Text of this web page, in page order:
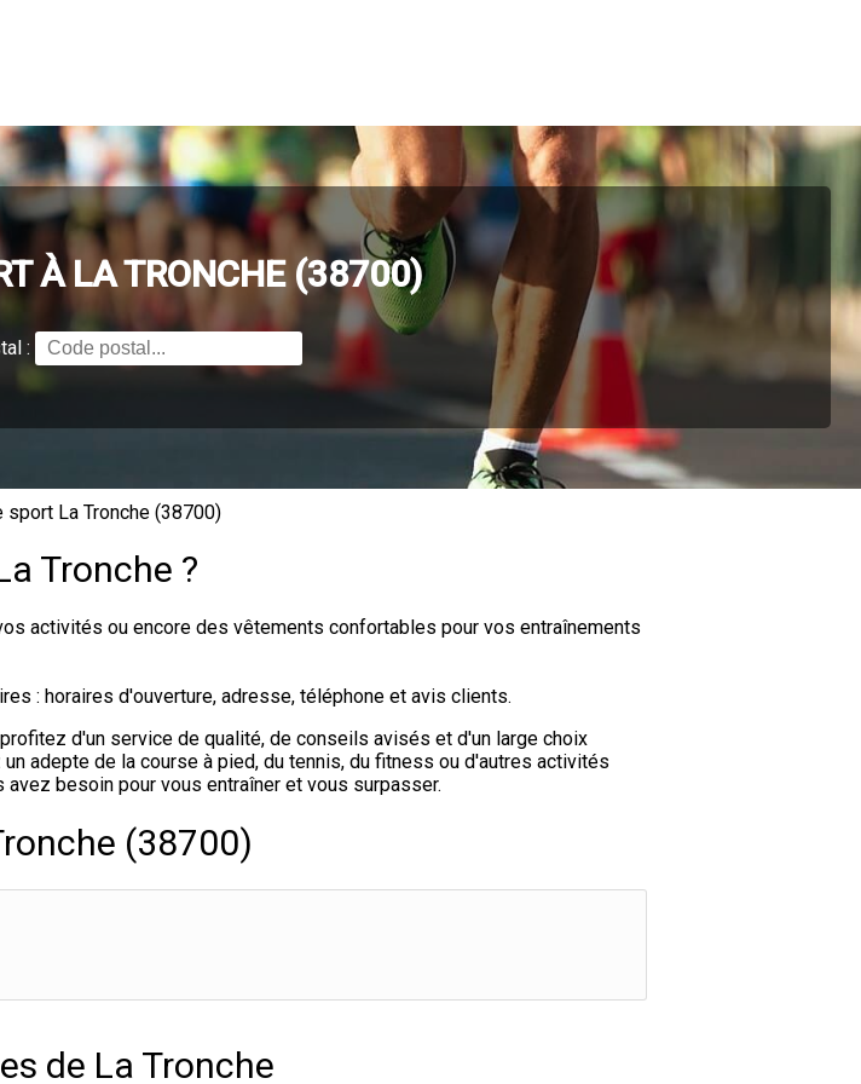
À LA TRONCHE (38700)
:
sport La Tronche (38700)
Tronche ?
activités ou encore des vêtements confortables pour vos entraînements
: horaires d'ouverture, adresse, téléphone et avis clients.
d'un service de qualité, de conseils avisés et d'un large choix
adepte de la course à pied, du tennis, du fitness ou d'autres activités
besoin pour vous entraîner et vous surpasser.
(38700)
de La Tronche